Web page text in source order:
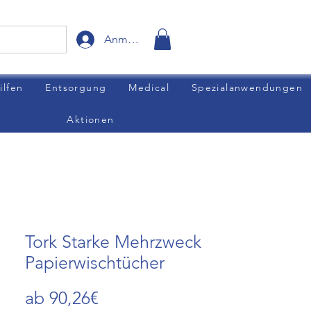
Anmelden
Entsorgung Medical Spezialanwendungen
Aktionen
Tork Starke Mehrzweck
Papierwischtücher
ab 90,26€